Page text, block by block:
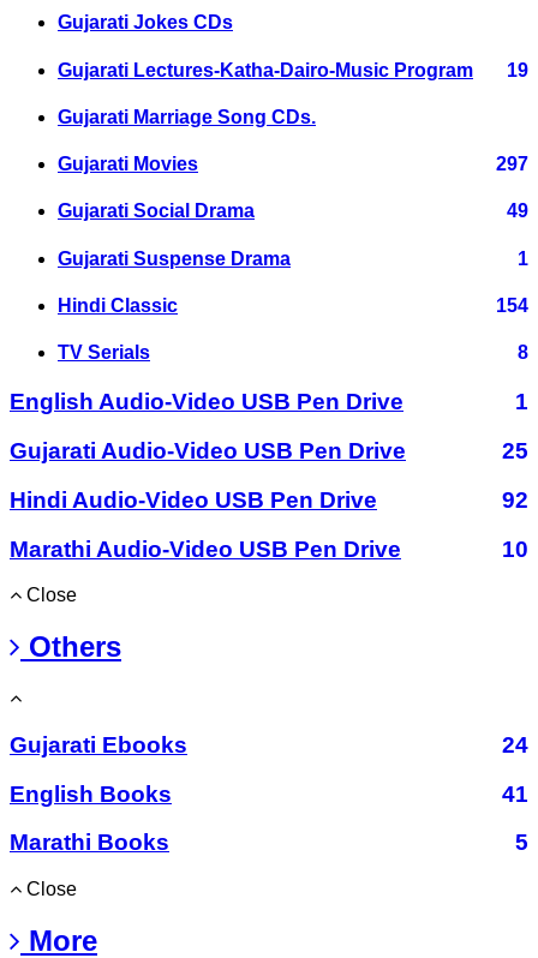
Gujarati Jokes CDs
Gujarati Lectures-Katha-Dairo-Music Program 19
Gujarati Marriage Song CDs.
Gujarati Movies 297
Gujarati Social Drama 49
Gujarati Suspense Drama 1
Hindi Classic 154
TV Serials 8
English Audio-Video USB Pen Drive
1
Gujarati Audio-Video USB Pen Drive
25
Hindi Audio-Video USB Pen Drive
92
Marathi Audio-Video USB Pen Drive
10
Close
Others
Gujarati Ebooks
24
English Books
41
Marathi Books
5
Close
More